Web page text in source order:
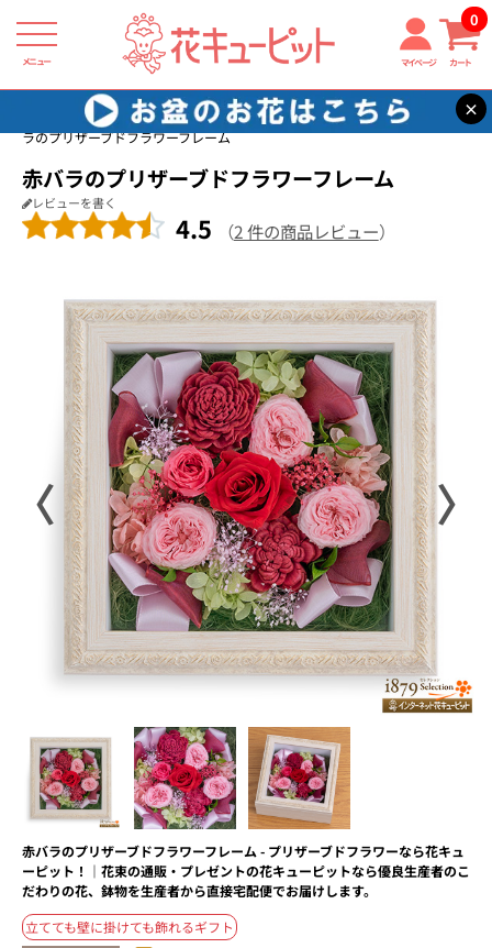
メニュー マイページ カート
0
×
花キューピット プリザーブドフラワー
【プリザーブドフラワー】赤バ
ラのプリザーブドフラワーフレーム
赤バラのプリザーブドフラワーフレーム
レビューを書く
4.5 （2 件の商品レビュー）
〈 〉
赤バラのプリザーブドフラワーフレーム - プリザーブドフラワーなら花キュ
ーピット！｜花束の通販・プレゼントの花キューピットなら優良生産者のこ
だわりの花、鉢物を生産者から直接宅配便でお届けします。
立てても壁に掛けても飾れるギフト